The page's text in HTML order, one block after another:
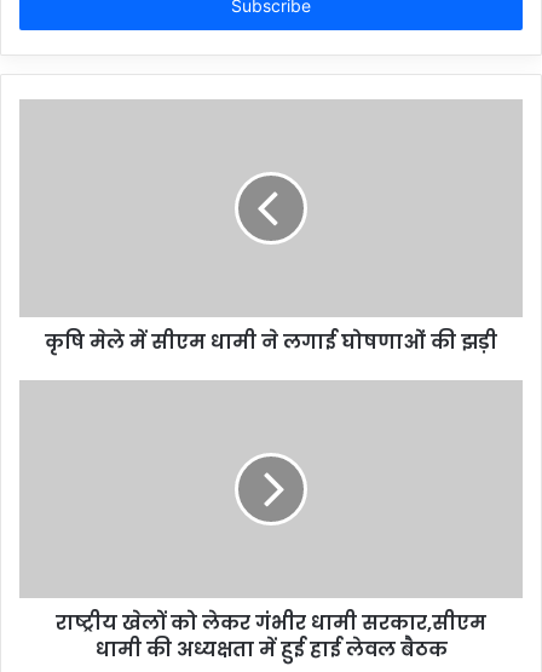
कृषि मेले में सीएम धामी ने लगाई घोषणाओं की झड़ी
राष्ट्रीय खेलों को लेकर गंभीर धामी सरकार,सीएम
धामी की अध्यक्षता में हुई हाई लेवल बैठक